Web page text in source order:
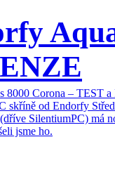
8000 Corona – TEST
skříně od Endorfy
SilentiumPC) má
jsme ho.